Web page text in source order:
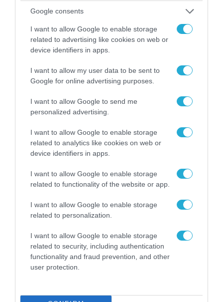
Google consents
I want to allow Google to enable storage
related to advertising like cookies on web or
device identifiers in apps.
I want to allow my user data to be sent to
Google for online advertising purposes.
I want to allow Google to send me
personalized advertising.
I want to allow Google to enable storage
related to analytics like cookies on web or
device identifiers in apps.
I want to allow Google to enable storage
related to functionality of the website or app.
I want to allow Google to enable storage
related to personalization.
I want to allow Google to enable storage
related to security, including authentication
functionality and fraud prevention, and other
user protection.
26.02.2024 | 16:56
Ρ.Τ.Ερντογάν: «Δεν θα καθυστερήσει η
επίσκεψη του Β.Πούτιν στην Τουρκία»
Ν.Πεσκόφ: «Δεν υπάρχει χρόνος πριν από τις
εκλογές»